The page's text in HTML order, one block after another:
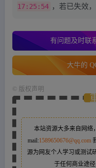
17:25:54 ，若已失效
有问题及时联
大牛的
版权声明
本站资源大多来自网络
mail:1589650676@qq.com
源为网友个人学习或测试
于任何商业途径